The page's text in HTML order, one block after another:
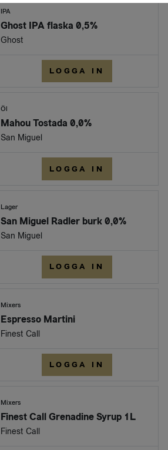
IPA
Ghost IPA flaska 0,5%
Ghost
LOGGA IN
Öl
Mahou Tostada 0,0%
San Miguel
LOGGA IN
Lager
San Miguel Radler burk 0,0%
San Miguel
LOGGA IN
Mixers
Espresso Martini
Finest Call
LOGGA IN
Mixers
Finest Call Grenadine Syrup 1L
Finest Call